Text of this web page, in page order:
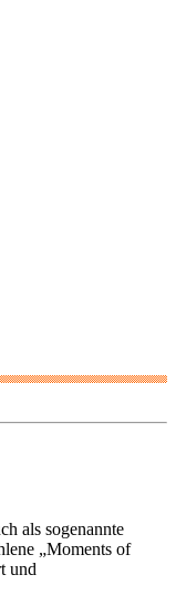
als sogenannte
„Moments of
und